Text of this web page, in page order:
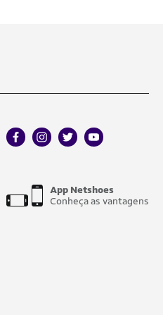
facebookinstagram
twitteryoutube
App Netshoes
Conheça as vantagens